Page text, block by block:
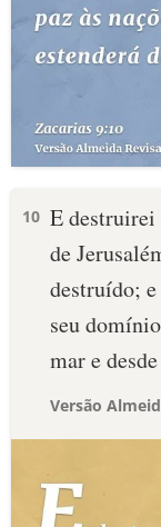
10 E destruirei
de
destruído; e
seu
mar e
Versão